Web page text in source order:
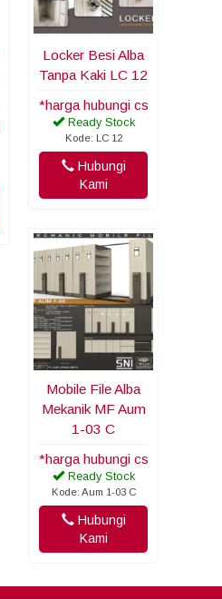
Locker Besi Alba
Tanpa Kaki LC 12
*harga hubungi cs
Ready Stock
Kode: LC 12
Hubungi
Kami
Mobile File Alba
Mekanik MF Aum
1-03 C
*harga hubungi cs
Ready Stock
Kode: Aum 1-03 C
Hubungi
Kami